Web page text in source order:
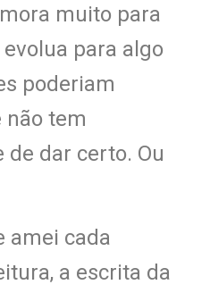
muito para
para algo
poderiam
não tem
de dar certo. Ou
amei cada
a escrita da